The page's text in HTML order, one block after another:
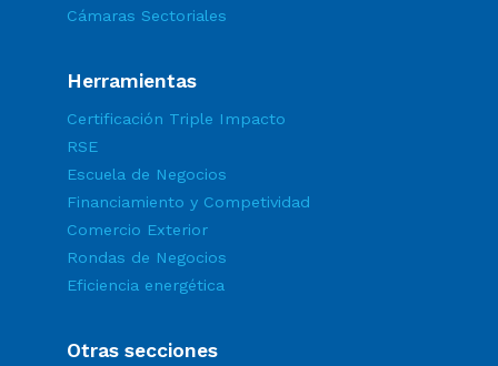
Cámaras Sectoriales
Herramientas
Certificación Triple Impacto
RSE
Escuela de Negocios
Financiamiento y Competividad
Comercio Exterior
Rondas de Negocios
Eficiencia energética
Otras secciones